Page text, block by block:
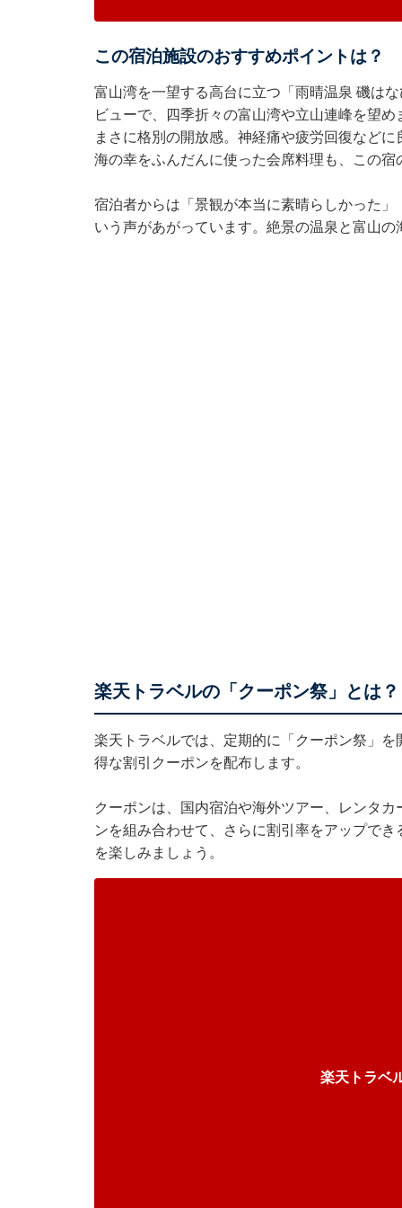
この宿泊施設のおすすめポイントは？
富山湾を一望する高台に立つ「雨晴温泉 磯は
ビューで、四季折々の富山湾や立山連峰を望
まさに格別の開放感。神経痛や疲労回復など
海の幸をふんだんに使った会席料理も、この宿
宿泊者からは「景観が本当に素晴らしかった
いう声があがっています。絶景の温泉と富山
楽天トラベルの「クーポン祭」とは？
楽天トラベルでは、定期的に「クーポン祭」
得な割引クーポンを配布します。
クーポンは、国内宿泊や海外ツアー、レンタ
ンを組み合わせて、さらに割引率をアップで
を楽しみましょう。
楽天トラベ